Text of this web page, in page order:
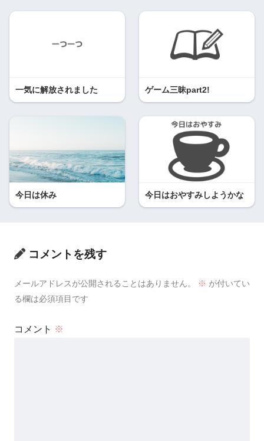
一気に解放されました ゲーム三昧part2!
今日は休み 今日はおやすみしようかな
コメントを残す
メールアドレスが公開されることはありません。 ※ が付いてい
る欄は必須項目です
コメント ※